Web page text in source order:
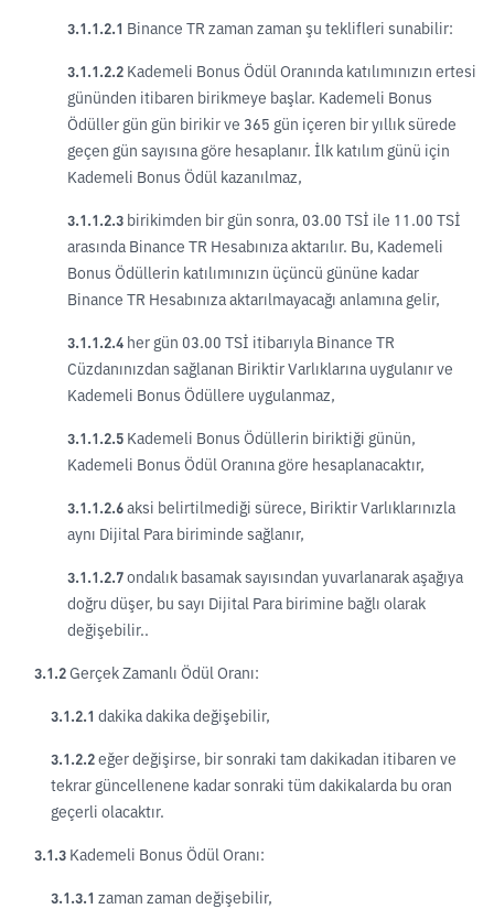
3.1.1.2.1 Binance TR zaman zaman şu teklifleri sunabilir:
3.1.1.2.2 Kademeli Bonus Ödül Oranında katılımınızın ertesi
gününden itibaren birikmeye başlar. Kademeli Bonus
Ödüller gün gün birikir ve 365 gün içeren bir yıllık sürede
geçen gün sayısına göre hesaplanır. İlk katılım günü için
Kademeli Bonus Ödül kazanılmaz,
3.1.1.2.3 birikimden bir gün sonra, 03.00 TSİ ile 11.00 TSİ
arasında Binance TR Hesabınıza aktarılır. Bu, Kademeli
Bonus Ödüllerin katılımınızın üçüncü gününe kadar
Binance TR Hesabınıza aktarılmayacağı anlamına gelir,
3.1.1.2.4 her gün 03.00 TSİ itibarıyla Binance TR
Cüzdanınızdan sağlanan Biriktir Varlıklarına uygulanır ve
Kademeli Bonus Ödüllere uygulanmaz,
3.1.1.2.5 Kademeli Bonus Ödüllerin biriktiği günün,
Kademeli Bonus Ödül Oranına göre hesaplanacaktır,
3.1.1.2.6aksi belirtilmediği sürece, Biriktir Varlıklarınızla
aynı Dijital Para biriminde sağlanır,
3.1.1.2.7ondalık basamak sayısından yuvarlanarak aşağıya
doğru düşer, bu sayı Dijital Para birimine bağlı olarak
değişebilir..
3.1.2Gerçek Zamanlı Ödül Oranı:
3.1.2.1 dakika dakika değişebilir,
3.1.2.2eğer değişirse, bir sonraki tam dakikadan itibaren ve
tekrar güncellenene kadar sonraki tüm dakikalarda bu oran
geçerli olacaktır.
3.1.3 Kademeli Bonus Ödül Oranı:
3.1.3.1 zaman zaman değişebilir,